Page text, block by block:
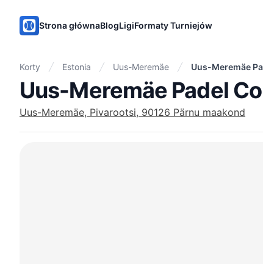
PadelMixStrona głównaBlogLigiFormaty Turniejów
Korty Estonia Uus-Meremäe Uus-Meremäe
Uus-Meremäe Padel
Uus-Meremäe, Pivarootsi, 90126 Pärnu maakond